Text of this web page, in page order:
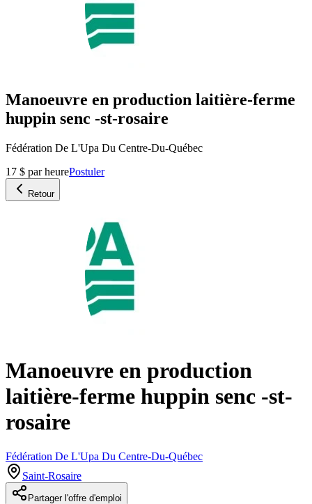
Manoeuvre en production laitière-ferme
huppin senc -st-rosaire
Fédération De L'Upa Du Centre-Du-Québec
17 $ par heurePostuler
Retour
Manoeuvre en production
laitière-ferme huppin senc -st-
rosaire
Fédération De L'Upa Du Centre-Du-Québec
Saint-Rosaire
Partager l'offre d'emploi